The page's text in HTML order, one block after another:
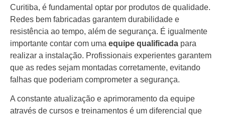
Curitiba, é fundamental optar por produtos de qualidade.
Redes bem fabricadas garantem durabilidade e
resistência ao tempo, além de segurança. É igualmente
importante contar com uma equipe qualificada para
realizar a instalação. Profissionais experientes garantem
que as redes sejam montadas corretamente, evitando
falhas que poderiam comprometer a segurança.
A constante atualização e aprimoramento da equipe
através de cursos e treinamentos é um diferencial que